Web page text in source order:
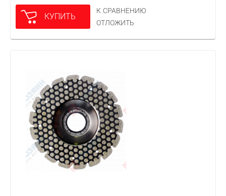
КУПИТЬ
К СРАВНЕНИЮ
ОТЛОЖИТЬ